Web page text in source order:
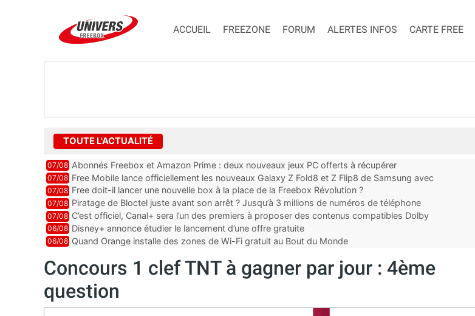
ACCUEIL FREEZONE FORUM ALERTES INFOS CARTE FREE
TOUTE L'ACTUALITÉ
07/08 Abonnés Freebox et Amazon Prime : deux nouveaux jeux PC offerts à récupérer
07/08 Free Mobile lance officiellement les nouveaux Galaxy Z Fold8 et Z Flip8 de Samsung avec
des promos et des cadeaux
07/08 Free doit-il lancer une nouvelle box à la place de la Freebox Révolution ?
07/08 Piratage de Bloctel juste avant son arrêt ? Jusqu’à 3 millions de numéros de téléphone
auraient fuité
07/08 C’est officiel, Canal+ sera l’un des premiers à proposer des contenus compatibles Dolby
Vision 2
06/08 Disney+ annonce étudier le lancement d’une offre gratuite
06/08 Quand Orange installe des zones de Wi-Fi gratuit au Bout du Monde
Concours 1 clef TNT à gagner par jour : 4ème
question